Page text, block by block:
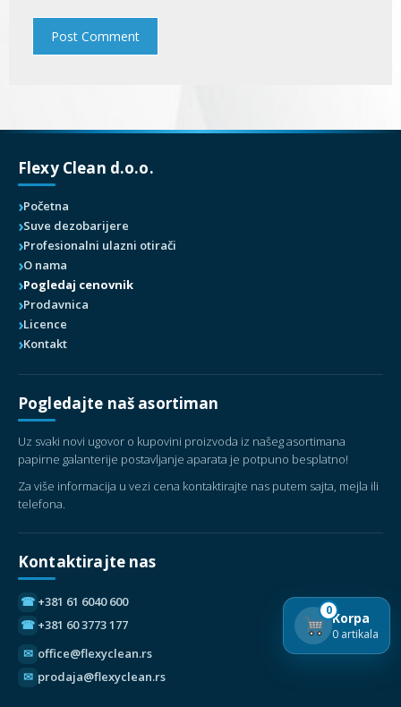
Flexy Clean d.o.o.
Početna
Suve dezobarijere
Profesionalni ulazni otirači
O nama
Pogledaj cenovnik
Prodavnica
Licence
Kontakt
Pogledajte naš asortiman
Uz svaki novi ugovor o kupovini proizvoda iz našeg asortimana
papirne galanterije postavljanje aparata je potpuno besplatno!
Za više informacija u vezi cena kontaktirajte nas putem sajta, mejla ili
telefona.
Kontaktirajte nas
☎ +381 61 6040 600
☎ +381 60 3773 177
✉ office@flexyclean.rs
✉ prodaja@flexyclean.rs
0Korpa
0 artikala